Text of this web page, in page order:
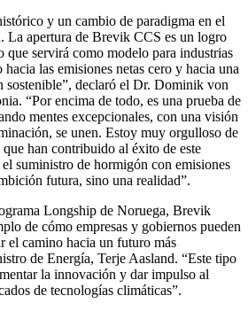
y un cambio de paradigma en el
La apertura de Brevik CCS es un logro
servirá como modelo para industrias
hacia las emisiones netas cero y hacia una
sostenible”, declaró el Dr. Dominik von
“Por encima de todo, es una prueba de
mentes excepcionales, con una visión
se unen. Estoy muy orgulloso de
han contribuido al éxito de este
suministro de hormigón con emisiones
futura, sino una realidad”.
Longship de Noruega, Brevik
de cómo empresas y gobiernos pueden
el camino hacia un futuro más
de Energía, Terje Aasland. “Este tipo
la innovación y dar impulso al
de tecnologías climáticas”.